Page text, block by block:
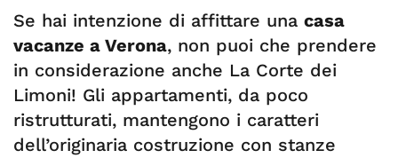
Se hai intenzione di affittare una casa
vacanze a Verona, non puoi che prendere
in considerazione anche La Corte dei
Limoni! Gli appartamenti, da poco
ristrutturati, mantengono i caratteri
dell’originaria costruzione con stanze